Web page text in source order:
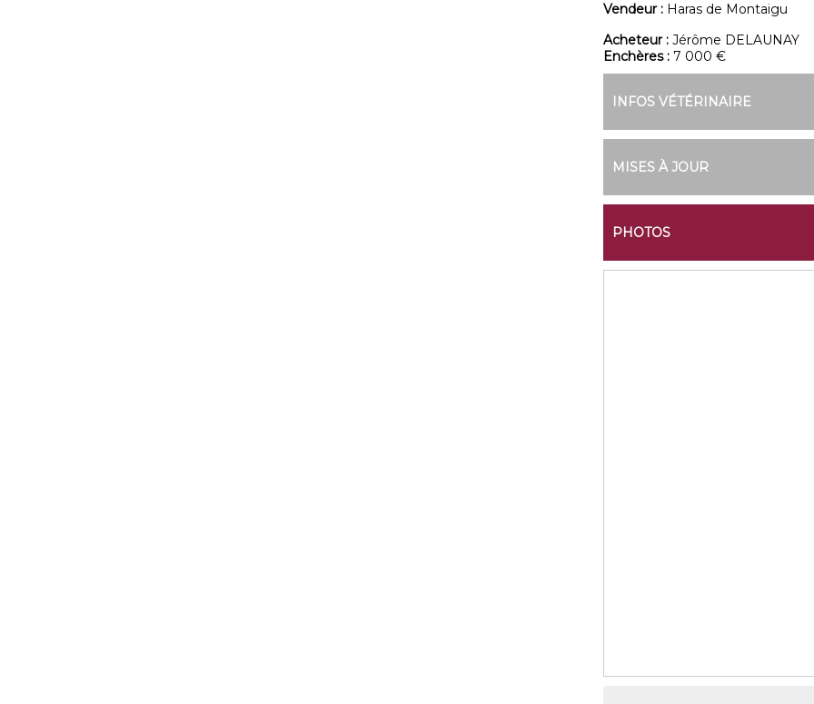
Vendeur : Haras de Montaigu
Acheteur : Jérôme DELAUNAY
Enchères : 7 000 €
INFOS VÉTÉRINAIRE
MISES À JOUR
PHOTOS